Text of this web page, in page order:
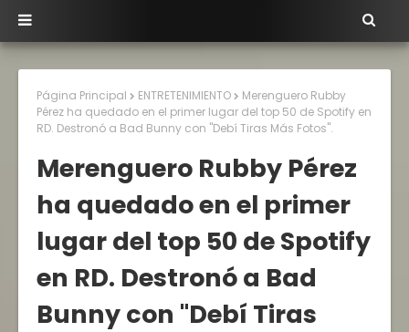
Página Principal ENTRETENIMIENTO
Merenguero Rubby
Pérez ha quedado en el primer lugar del top 50 de Spotify en
RD. Destronó a Bad Bunny con "Debí Tiras Más Fotos".
Merenguero Rubby Pérez
ha quedado en el primer
lugar del top 50 de Spotify
en RD. Destronó a Bad
Bunny con "Debí Tiras